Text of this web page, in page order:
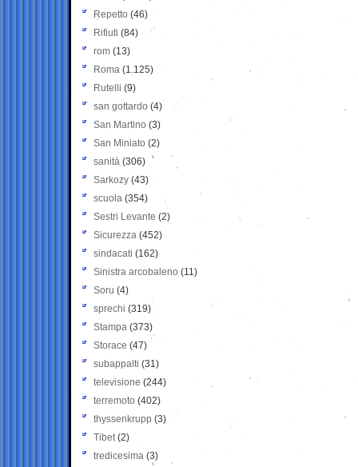
Repetto (46)
Rifiuti (84)
rom (13)
Roma (1.125)
Rutelli (9)
san gottardo (4)
San Martino (3)
San Miniato (2)
sanità (306)
Sarkozy (43)
scuola (354)
Sestri Levante (2)
Sicurezza (452)
sindacati (162)
Sinistra arcobaleno (11)
Soru (4)
sprechi (319)
Stampa (373)
Storace (47)
subappalti (31)
televisione(244)
terremoto (402)
thyssenkrupp (3)
Tibet(2)
tredicesima (3)